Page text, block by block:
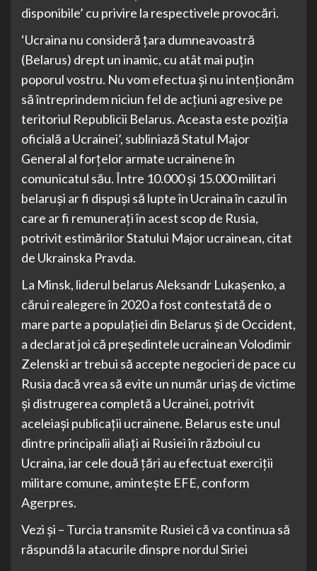
disponibile’ cu privire la respectivele provocări.
‘Ucraina nu consideră ţara dumneavoastră
(Belarus) drept un inamic, cu atât mai puţin
poporul vostru. Nu vom efectua şi nu intenţionăm
să întreprindem niciun fel de acţiuni agresive pe
teritoriul Republicii Belarus. Aceasta este poziţia
oficială a Ucrainei’, subliniază Statul Major
General al forţelor armate ucrainene în
comunicatul său. Între 10.000 şi 15.000 militari
belaruşi ar fi dispuşi să lupte în Ucraina în cazul în
care ar fi remuneraţi în acest scop de Rusia,
potrivit estimărilor Statului Major ucrainean, citat
de Ukrainska Pravda.
La Minsk, liderul belarus Aleksandr Lukaşenko, a
cărui realegere în 2020 a fost contestată de o
mare parte a populaţiei din Belarus şi de Occident,
a declarat joi că preşedintele ucrainean Volodimir
Zelenski ar trebui să accepte negocieri de pace cu
Rusia dacă vrea să evite un număr uriaş de victime
şi distrugerea completă a Ucrainei, potrivit
aceleiaşi publicaţii ucrainene. Belarus este unul
dintre principalii aliaţi ai Rusiei în războiul cu
Ucraina, iar cele două ţări au efectuat exerciţii
militare comune, aminteşte EFE, conform
Agerpres.
Vezi și – Turcia transmite Rusiei că va continua să
răspundă la atacurile dinspre nordul Siriei